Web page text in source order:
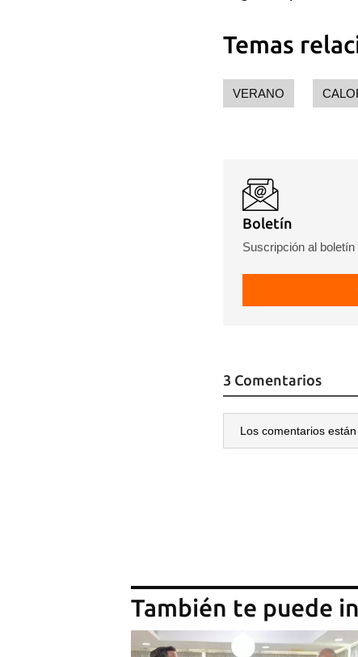
Temas
VERANO
Boletín
Suscripción al boletín
3 Comentarios
Los comentarios
También te puede